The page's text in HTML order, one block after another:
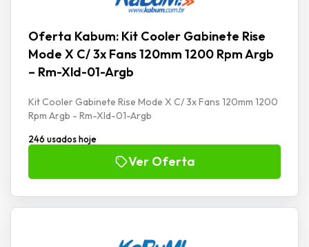
Oferta Kabum: Kit Cooler Gabinete Rise
Mode X C/ 3x Fans 120mm 1200 Rpm Argb
– Rm-Xld-01-Argb
Kit Cooler Gabinete Rise Mode X C/ 3x Fans 120mm 1200
Rpm Argb - Rm-Xld-01-Argb
246 usados hoje
Ver Oferta